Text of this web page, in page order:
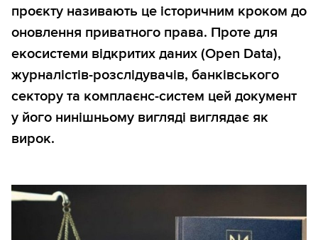
проєкту називають це історичним кроком до
оновлення приватного права. Проте для
екосистеми відкритих даних (Open Data),
журналістів-розслідувачів, банківського
сектору та комплаєнс-систем цей документ
у його нинішньому вигляді виглядає як
вирок.